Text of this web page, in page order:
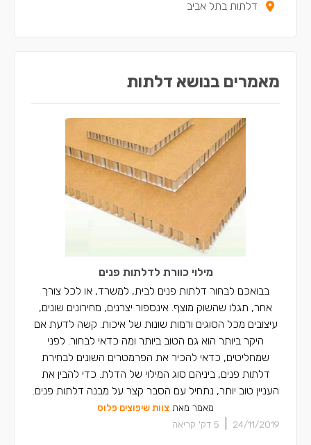
דלתות בתל אביב
מאמרים בנושא דלתות
מילוי כוורת לדלתות פנים
בבואכם לבחור דלתות פנים לבית, למשרד, או לכל צורך
אחר, תגלו שהשוק מוצף. אינספור יצרנים, מחירונים שונים,
עיצובים מכל הסוגים ורמות שונות של איכות. קשה לדעת אם
היקר ביותר הוא גם הטוב ביותר ומה כדאי לבחור. לפני
שמחליטים, כדאי להכיר את הפרמטרים השונים לבחירת
דלתות פנים, ביניהם סוג המילוי של הדלת. כדי להבין את
העניין טוב יותר, נתחיל עם הסבר קצר על מבנה דלתות פנים.
מאמר מאת צוות שיפוצים פלוס
24/11/2019
5 דק' קריאה